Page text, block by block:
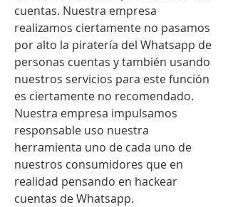
cuentas. Nuestra empresa
realizamos ciertamente no pasamos
por alto la piratería del Whatsapp de
personas cuentas y también usando
nuestros servicios para este función
es ciertamente no recomendado.
Nuestra empresa impulsamos
responsable uso nuestra
herramienta uno de cada uno de
nuestros consumidores que en
realidad pensando en hackear
cuentas de Whatsapp.